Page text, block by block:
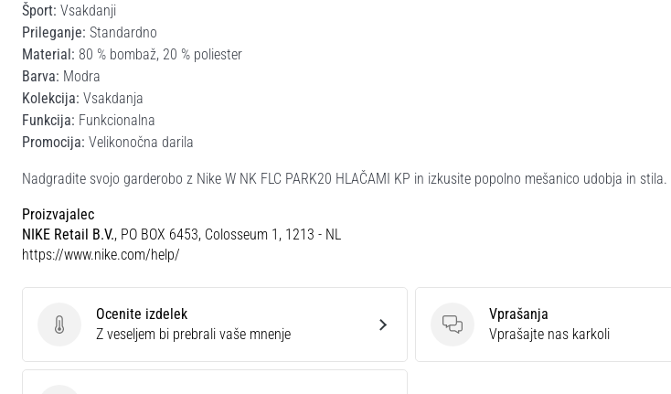
Šport: Vsakdanji
Prileganje: Standardno
Material: 80 % bombaž, 20 % poliester
Barva: Modra
Kolekcija: Vsakdanja
Funkcija: Funkcionalna
Promocija: Velikonočna darila
Nadgradite svojo garderobo z Nike W NK FLC PARK20 HLAČAMI KP in izkusite popolno mešanico udobja in stila.
Proizvajalec
NIKE Retail B.V., PO BOX 6453, Colosseum 1, 1213 - NL
https://www.nike.com/help/
Ocenite izdelek
Ocenite izdelek
Z veseljem bi prebrali vaše mnenje
Vprašanja
Vprašanja
Vprašajte nas karkoli